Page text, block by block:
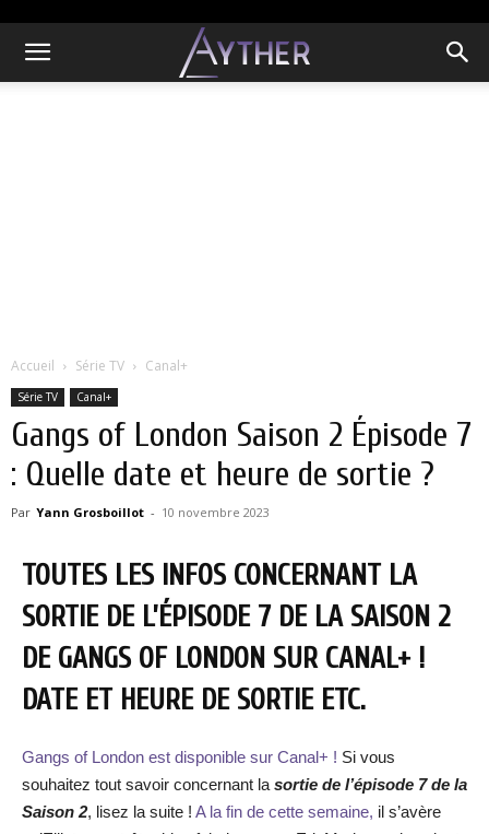
Accueil Série TV Canal+
Série TV Canal+
Gangs of London Saison 2 Épisode 7
: Quelle date et heure de sortie ?
Par Yann Grosboillot - 10 novembre 2023
TOUTES LES INFOS CONCERNANT LA
SORTIE DE L’ÉPISODE 7 DE LA SAISON 2
DE GANGS OF LONDON SUR CANAL+ !
DATE ET HEURE DE SORTIE ETC.
Gangs of London est disponible sur Canal+ ! Si vous
souhaitez tout savoir concernant la sortie de l’épisode 7 de la
Saison 2, lisez la suite ! A la fin de cette semaine, il s’avère